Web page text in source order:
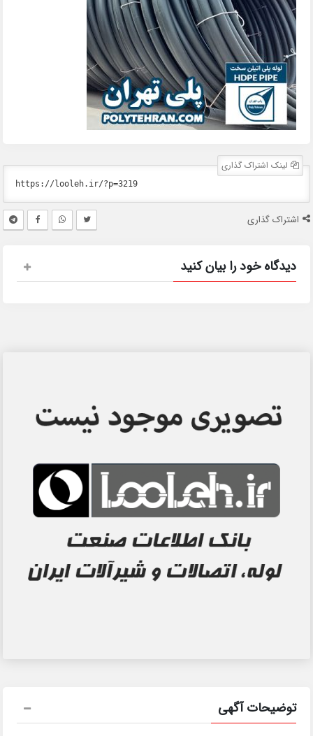
لینک اشتراک گذاری
اشتراک گذاری
دیدگاه خود را بیان کنید
توضیحات آگهی